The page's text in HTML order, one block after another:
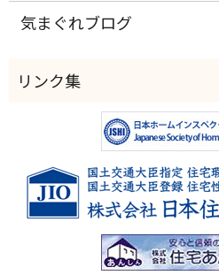
気まぐれブログ